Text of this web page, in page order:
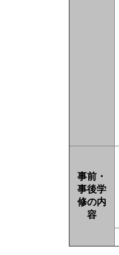
事前・
事後学
修の内
容